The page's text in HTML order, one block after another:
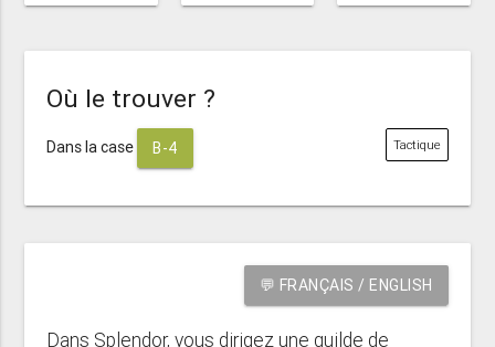
Où le trouver ?
Dans la case B-4 Tactique
💬 FRANÇAIS / ENGLISH
Dans Splendor, vous dirigez une guilde de